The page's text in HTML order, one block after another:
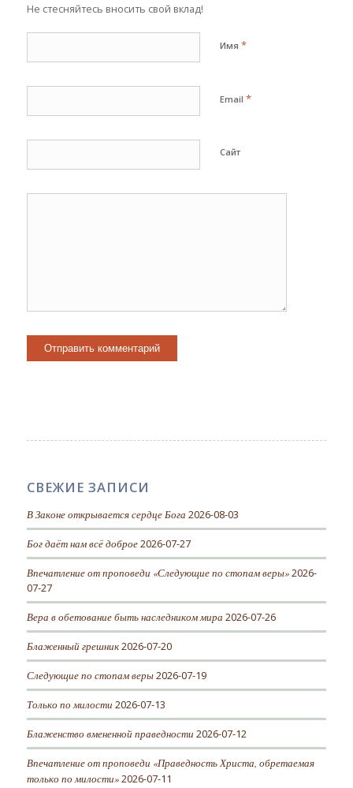
Не стесняйтесь вносить свой вклад!
Имя *
Email *
Сайт
СВЕЖИЕ ЗАПИСИ
В Законе открывается сердце Бога 2026-08-03
Бог даёт нам всё доброе 2026-07-27
Впечатление от проповеди «Следующие по стопам веры» 2026-
07-27
Вера в обетование быть наследником мира 2026-07-26
Блаженный грешник 2026-07-20
Следующие по стопам веры 2026-07-19
Только по милости 2026-07-13
Блаженство вмененной праведности 2026-07-12
Впечатление от проповеди «Праведность Христа, обретаемая
только по милости» 2026-07-11